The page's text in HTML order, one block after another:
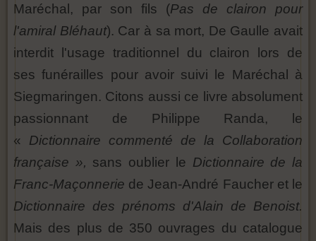
Maréchal, par son fils (Pas de clairon pour
l'amiral Bléhaut). Car à sa mort, De Gaulle avait
interdit l'usage traditionnel du clairon lors de
ses funérailles pour avoir suivi le Maréchal à
Siegmaringen. Citons aussi ce livre absolument
passionnant de Philippe Randa, le
« Dictionnaire commenté de la Collaboration
française », sans oublier le Dictionnaire de la
Franc-Maçonnerie de Jean-André Faucher et le
Dictionnaire des prénoms d'Alain de Benoist.
Mais des plus de 350 ouvrages du catalogue